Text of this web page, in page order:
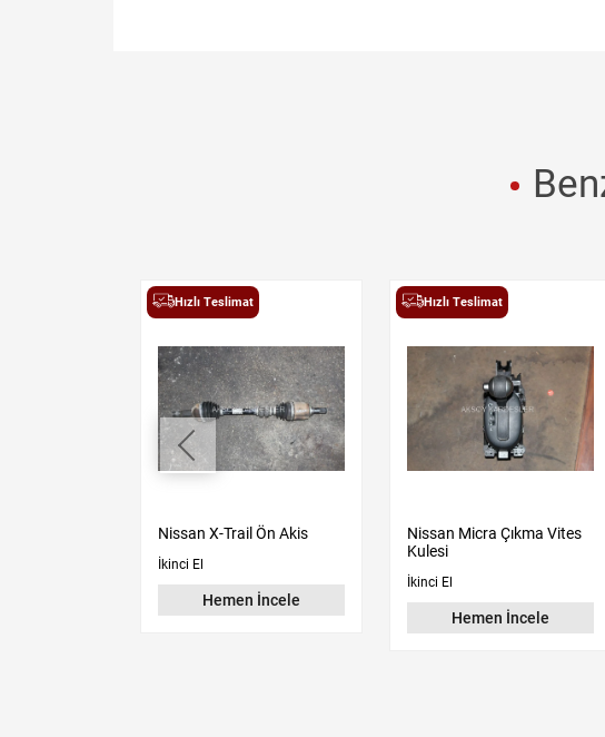
Hızlı Teslimat
Nissan X-Trail Ön Akis
İkinci El
Hemen İncele
Hızlı Teslimat
Nissan Micra Çıkma Vites
Kulesi
İkinci El
Hemen İncele